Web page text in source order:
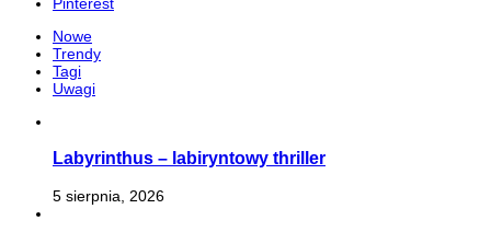
Nowe
Trendy
Tagi
Uwagi
Labyrinthus – labiryntowy thriller
5 sierpnia, 2026